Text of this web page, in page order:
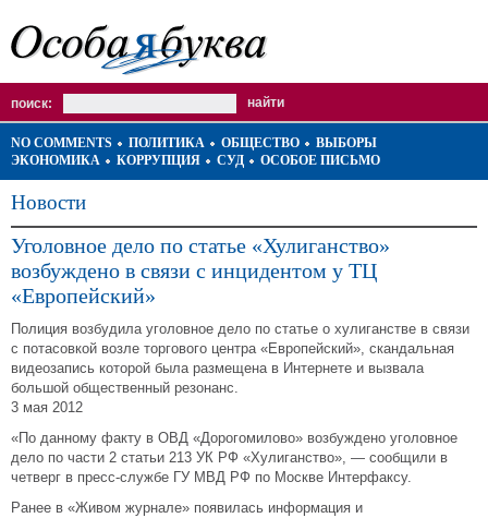
поиск:
NO COMMENTS ПОЛИТИКА ОБЩЕСТВО
ВЫБОРЫ
ЭКОНОМИКА
КОРРУПЦИЯ СУД ОСОБОЕ ПИСЬМО
Новости
Уголовное дело по статье «Хулиганство»
возбуждено в связи с инцидентом у ТЦ
«Европейский»
Полиция возбудила уголовное дело по статье о хулиганстве в связи
с потасовкой возле торгового центра «Европейский», скандальная
видеозапись которой была размещена в Интернете и вызвала
большой общественный резонанс.
3 мая 2012
«По данному факту в ОВД «Дорогомилово» возбуждено уголовное
дело по части 2 статьи 213 УК РФ «Хулиганство», — сообщили в
четверг в пресс-службе ГУ МВД РФ по Москве Интерфаксу.
Ранее в «Живом журнале» появилась информация и